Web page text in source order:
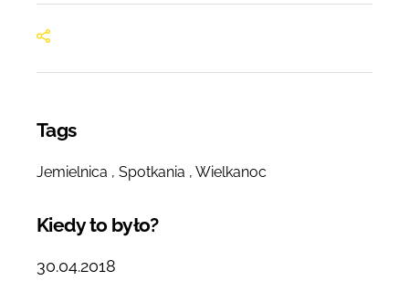
Tags
Jemielnica Spotkania Wielkanoc
Kiedy to było?
30.04.2018